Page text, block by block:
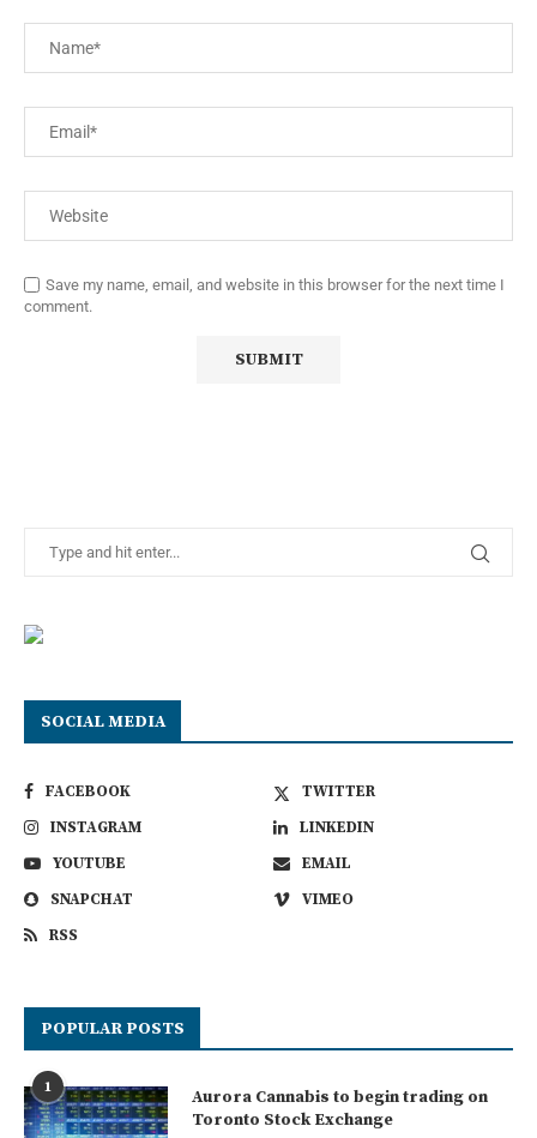
Save my name, email, and website in this browser for the next time I
comment.
SOCIAL MEDIA
FACEBOOK
TWITTER
INSTAGRAM
LINKEDIN
YOUTUBE
EMAIL
SNAPCHAT
VIMEO
RSS
POPULAR POSTS
1
Aurora Cannabis to begin trading on
Toronto Stock Exchange